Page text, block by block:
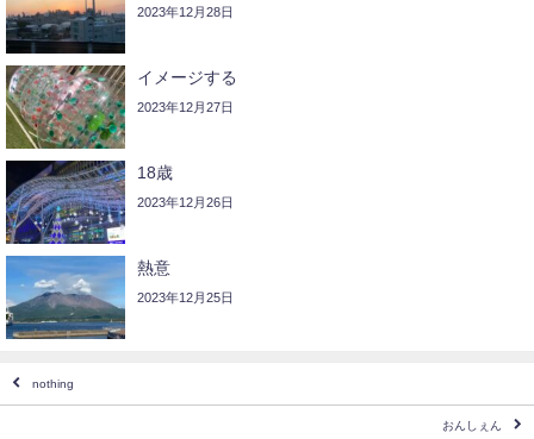
2023年12月28日
イメージする
2023年12月27日
18歳
2023年12月26日
熱意
2023年12月25日
nothing
おんしぇん